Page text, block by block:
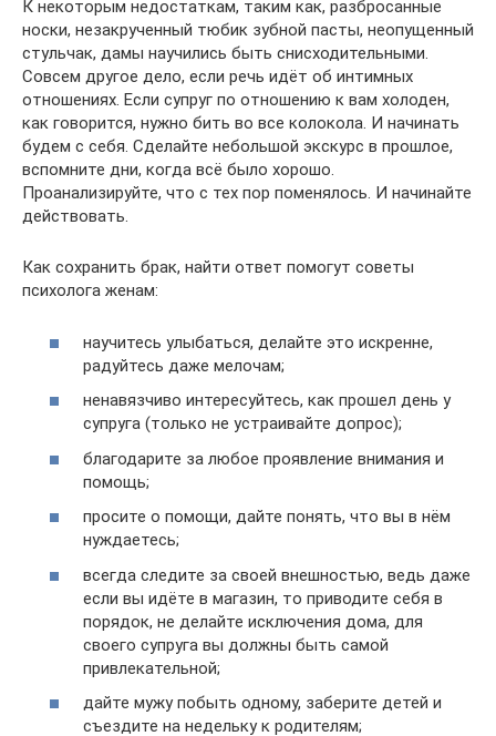
К некоторым недостаткам, таким как, разбросанные
носки, незакрученный тюбик зубной пасты, неопущенный
стульчак, дамы научились быть снисходительными.
Совсем другое дело, если речь идёт об интимных
отношениях. Если супруг по отношению к вам холоден,
как говорится, нужно бить во все колокола. И начинать
будем с себя. Сделайте небольшой экскурс в прошлое,
вспомните дни, когда всё было хорошо.
Проанализируйте, что с тех пор поменялось. И начинайте
действовать.
Как сохранить брак, найти ответ помогут советы
психолога женам:
научитесь улыбаться, делайте это искренне,
радуйтесь даже мелочам;
ненавязчиво интересуйтесь, как прошел день у
супруга (только не устраивайте допрос);
благодарите за любое проявление внимания и
помощь;
просите о помощи, дайте понять, что вы в нём
нуждаетесь;
всегда следите за своей внешностью, ведь даже
если вы идёте в магазин, то приводите себя в
порядок, не делайте исключения дома, для
своего супруга вы должны быть самой
привлекательной;
дайте мужу побыть одному, заберите детей и
съездите на недельку к родителям;